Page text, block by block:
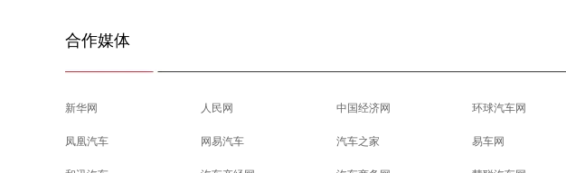
合作媒体
新华网 人民网 中国经济网 环球汽车网
凤凰汽车 网易汽车 汽车之家 易车网